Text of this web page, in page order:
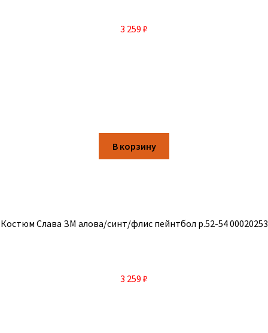
3 259 ₽
В корзину
Костюм Слава ЗМ алова/синт/флис пейнтбол р.52-54 00020253
3 259 ₽